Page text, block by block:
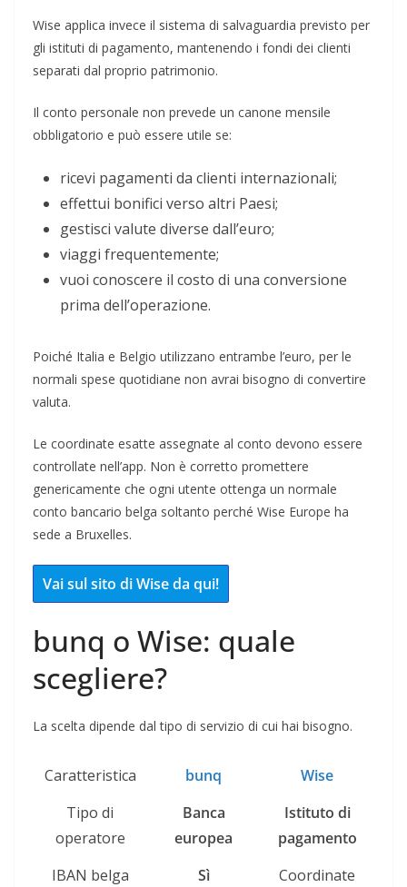
Wise applica invece il sistema di salvaguardia previsto per
gli istituti di pagamento, mantenendo i fondi dei clienti
separati dal proprio patrimonio.
Il conto personale non prevede un canone mensile
obbligatorio e può essere utile se:
ricevi pagamenti da clienti internazionali;
effettui bonifici verso altri Paesi;
gestisci valute diverse dall’euro;
viaggi frequentemente;
vuoi conoscere il costo di una conversione
prima dell’operazione.
Poiché Italia e Belgio utilizzano entrambe l’euro, per le
normali spese quotidiane non avrai bisogno di convertire
valuta.
Le coordinate esatte assegnate al conto devono essere
controllate nell’app. Non è corretto promettere
genericamente che ogni utente ottenga un normale
conto bancario belga soltanto perché Wise Europe ha
sede a Bruxelles.
Vai sul sito di Wise da qui!
bunq o Wise: quale
scegliere?
La scelta dipende dal tipo di servizio di cui hai bisogno.
Caratteristica bunq
Wise
Tipo di
operatore
Banca
europea
Istituto di
pagamento
IBAN belga
Sì
Coordinate